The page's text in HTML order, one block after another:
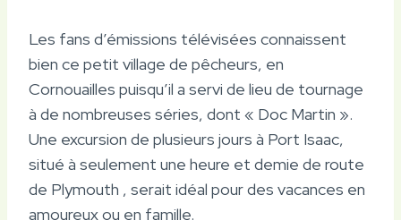
Les fans d’émissions télévisées connaissent
bien ce petit village de pêcheurs, en
Cornouailles puisqu’il a servi de lieu de tournage
à de nombreuses séries, dont « Doc Martin ».
Une excursion de plusieurs jours à Port Isaac,
situé à seulement une heure et demie de route
de Plymouth , serait idéal pour des vacances en
amoureux ou en famille.